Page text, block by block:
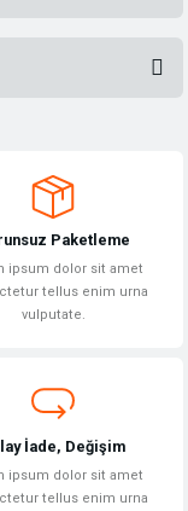
Paketleme
ipsum dolor sit amet
tellus enim urna
vulputate.
İade, Değişim
ipsum dolor sit amet
tellus enim urna